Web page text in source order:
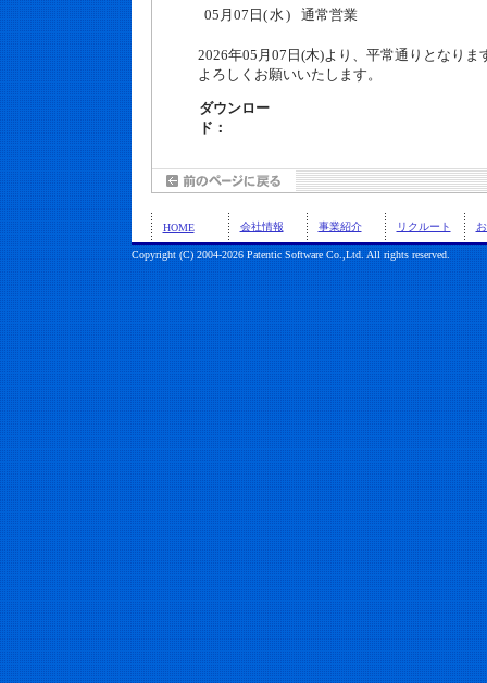
05月07日(水) 通常営業
2026年05月07日(木)より、平常通りとなりま
よろしくお願いいたします。
ダウンロー
ド：
HOME 会社情報 事業紹介 リクルート
Copyright (C) 2004-2026 Patentic Software Co.,Ltd. All rights reserved.